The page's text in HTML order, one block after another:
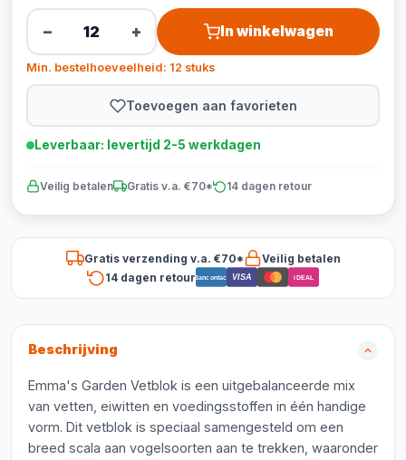
− + In winkelwagen
Min. bestelhoeveelheid: 12 stuks
Toevoegen aan favorieten
Leverbaar: levertijd 2-5 werkdagen
Veilig betalen Gratis v.a. €70* 14 dagen retour
Gratis verzending v.a. €70*
Veilig betalen
14 dagen retourBancontact VISA iDEAL
Beschrijving
Emma's Garden Vetblok is een uitgebalanceerde mix
van vetten, eiwitten en voedingsstoffen in één handige
vorm. Dit vetblok is speciaal samengesteld om een
breed scala aan vogelsoorten aan te trekken, waaronder